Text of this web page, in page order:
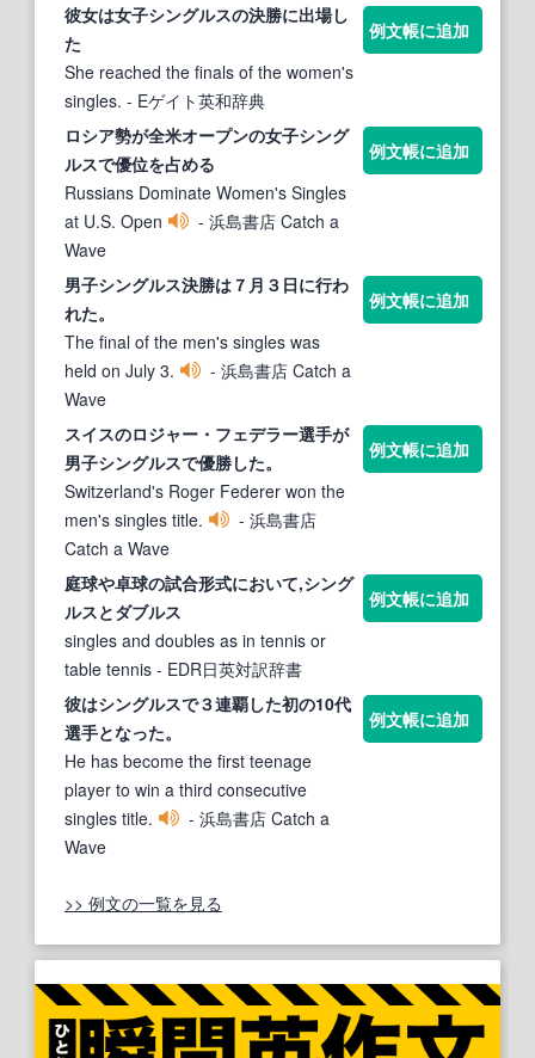
彼女は女子シングルスの決勝に出場し
た
She reached the finals of the women's
singles. - Eゲイト英和辞典
例文帳に追加
ロシア勢が全米オープンの女子シング
ルスで優位を占める
Russians Dominate Women's Singles
at U.S. Open
- 浜島書店 Catch a
Wave
例文帳に追加
男子シングルス決勝は７月３日に行わ
れた。
The final of the men's singles was
held on July 3.
- 浜島書店 Catch a
Wave
例文帳に追加
スイスのロジャー・フェデラー選手が
男子シングルスで優勝した。
Switzerland's Roger Federer won the
men's singles title.
- 浜島書店
Catch a Wave
例文帳に追加
庭球や卓球の試合形式において,シング
ルスとダブルス
singles and doubles as in tennis or
table tennis - EDR日英対訳辞書
例文帳に追加
彼はシングルスで３連覇した初の10代
選手となった。
He has become the first teenage
player to win a third consecutive
singles title.
- 浜島書店 Catch a
Wave
例文帳に追加
>> 例文の一覧を見る